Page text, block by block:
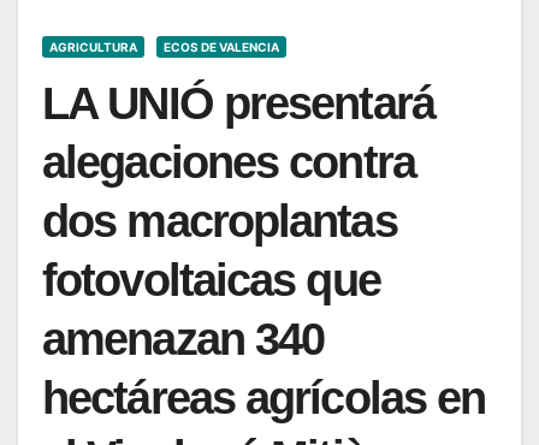
AGRICULTURA ECOS DE VALENCIA
LA UNIÓ presentará
alegaciones contra
dos macroplantas
fotovoltaicas que
amenazan 340
hectáreas agrícolas en